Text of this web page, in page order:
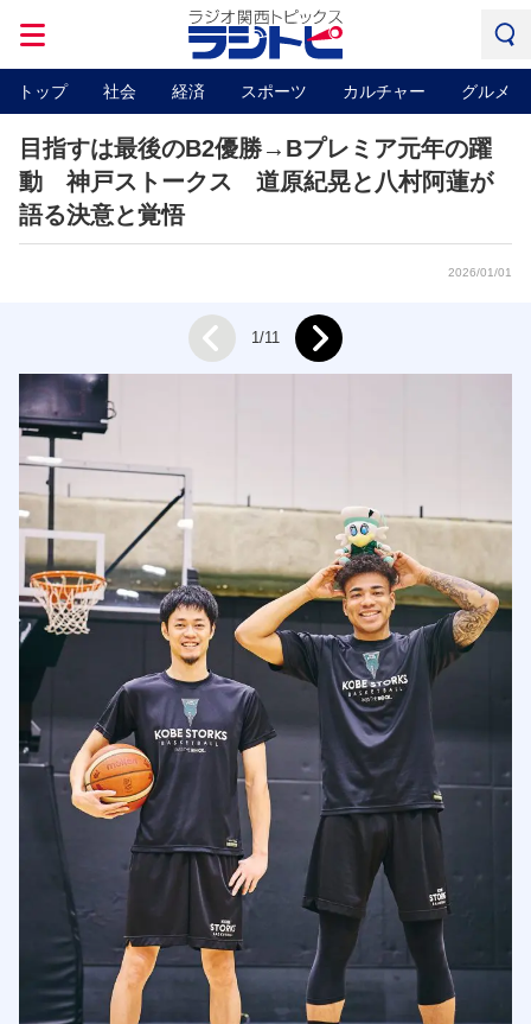
トップ 社会 経済 スポーツ カルチャー グルメ
目指すは最後のB2優勝→Bプレミア元年の躍
動 神戸ストークス 道原紀晃と八村阿蓮が
語る決意と覚悟
2026/01/01
Prev 1/11 Next